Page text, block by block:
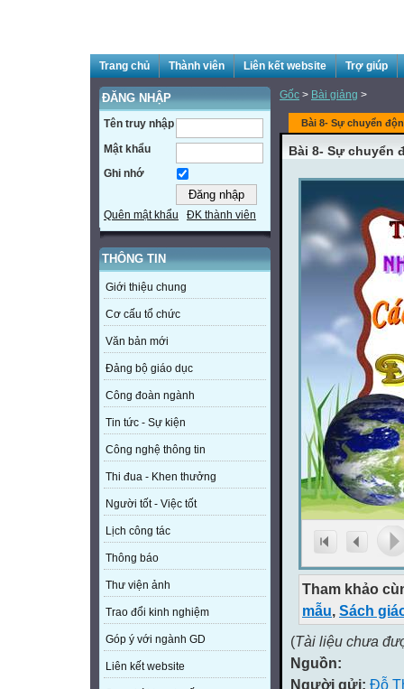
Trang chủ Thành viên Liên kết website Trợ giúp
ĐĂNG NHẬP
Tên truy nhập
Mật khẩu
Ghi nhớ
Quên mật khẩu ĐK thành viên
THÔNG TIN
Giới thiệu chung
Cơ cấu tổ chức
Văn bản mới
Đảng bộ giáo dục
Công đoàn ngành
Tin tức - Sự kiện
Công nghệ thông tin
Thi đua - Khen thưởng
Người tốt - Việc tốt
Lịch công tác
Thông báo
Thư viện ảnh
Trao đổi kinh nghiệm
Góp ý với ngành GD
Liên kết website
Gốc > Bài giảng >
Bài 8- Sự chuyển
Bài 8- Sự chuyển
Tham khảo
mẫu, Sách
(Tài liệu chưa
Nguồn:
Người gửi: Đỗ